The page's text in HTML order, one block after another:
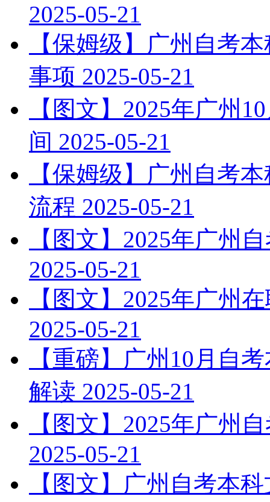
2025-05-21
【保姆级】广州自考
事项 2025-05-21
【图文】2025年广州
间 2025-05-21
【保姆级】广州自考
流程 2025-05-21
【图文】2025年广州
2025-05-21
【图文】2025年广州
2025-05-21
【重磅】广州10月自
解读 2025-05-21
【图文】2025年广州
2025-05-21
【图文】广州自考本